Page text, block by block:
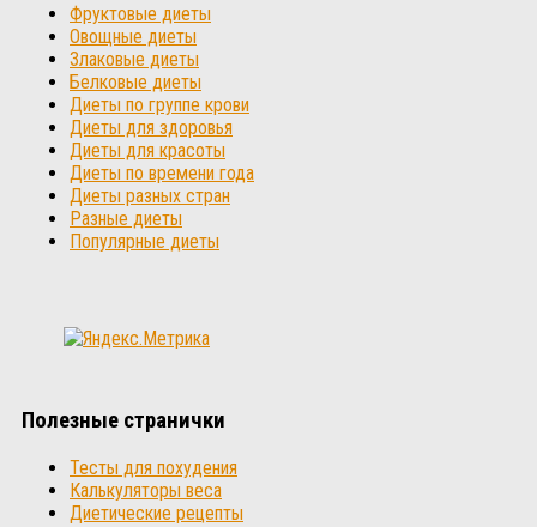
Фруктовые диеты
Овощные диеты
Злаковые диеты
Белковые диеты
Диеты по группе крови
Диеты для здоровья
Диеты для красоты
Диеты по времени года
Диеты разных стран
Разные диеты
Популярные диеты
Полезные странички
Тесты для похудения
Калькуляторы веса
Диетические рецепты